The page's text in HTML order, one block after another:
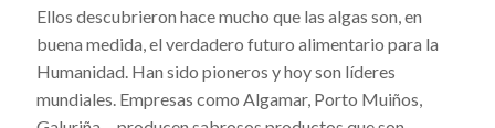
Ellos descubrieron hace mucho que las algas son, en
buena medida, el verdadero futuro alimentario para la
Humanidad. Han sido pioneros y hoy son líderes
mundiales. Empresas como Algamar, Porto Muiños,